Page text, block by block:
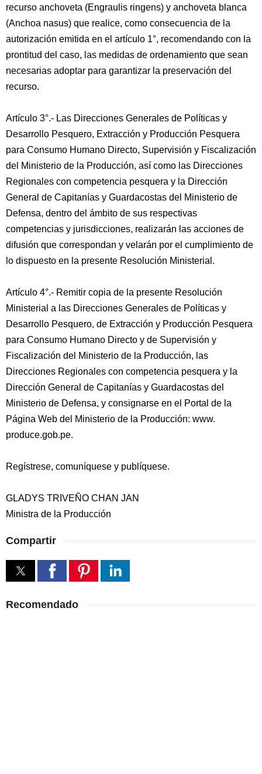
recurso anchoveta (Engraulis ringens) y anchoveta blanca
(Anchoa nasus) que realice, como consecuencia de la
autorización emitida en el artículo 1°, recomendando con la
prontitud del caso, las medidas de ordenamiento que sean
necesarias adoptar para garantizar la preservación del
recurso.
Artículo 3°.- Las Direcciones Generales de Políticas y
Desarrollo Pesquero, Extracción y Producción Pesquera
para Consumo Humano Directo, Supervisión y Fiscalización
del Ministerio de la Producción, así como las Direcciones
Regionales con competencia pesquera y la Dirección
General de Capitanías y Guardacostas del Ministerio de
Defensa, dentro del ámbito de sus respectivas
competencias y jurisdicciones, realizarán las acciones de
difusión que correspondan y velarán por el cumplimiento de
lo dispuesto en la presente Resolución Ministerial.
Artículo 4°.- Remitir copia de la presente Resolución
Ministerial a las Direcciones Generales de Políticas y
Desarrollo Pesquero, de Extracción y Producción Pesquera
para Consumo Humano Directo y de Supervisión y
Fiscalización del Ministerio de la Producción, las
Direcciones Regionales con competencia pesquera y la
Dirección General de Capitanías y Guardacostas del
Ministerio de Defensa, y consignarse en el Portal de la
Página Web del Ministerio de la Producción: www.
produce.gob.pe.
Regístrese, comuníquese y publíquese.
GLADYS TRIVEÑO CHAN JAN
Ministra de la Producción
Compartir
Recomendado